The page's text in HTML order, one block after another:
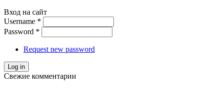
Вход на сайт
Username *
Password *
Request new password
Свежие комментарии